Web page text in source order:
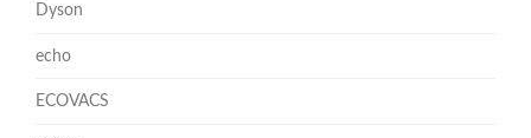
Dyson
echo
ECOVACS